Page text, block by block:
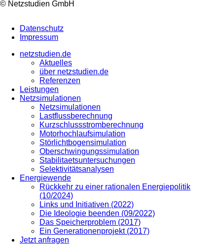
© Netzstudien GmbH
Datenschutz
Impressum
netzstudien.de
Aktuelles
über netzstudien.de
Referenzen
Leistungen
Netzsimulationen
Netzsimulationen
Lastflussberechnung
Kurzschlussstromberechnung
Motorhochlaufsimulation
Störlichtbogensimulation
Oberschwingungssimulation
Stabilitaetsuntersuchungen
Selektivitätsanalysen
Energiewende
Rückkehr zu einer rationalen Energiepolitik
(10/2024)
Links und Initiativen (2022)
Die Ideologie beenden (09/2022)
Das Speicherproblem (2017)
Ein Generationenprojekt (2017)
Jetzt anfragen